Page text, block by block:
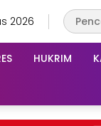
2026
HUKRIM